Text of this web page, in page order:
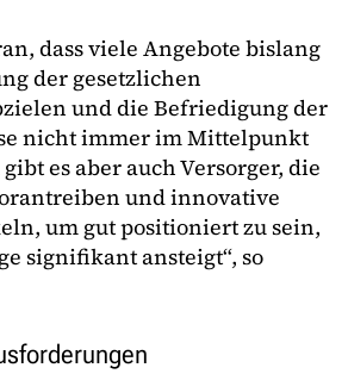
dass viele Angebote bislang
der gesetzlichen
und die Befriedigung der
nicht immer im Mittelpunkt
es aber auch Versorger, die
und innovative
um gut positioniert zu sein,
signifikant ansteigt“, so